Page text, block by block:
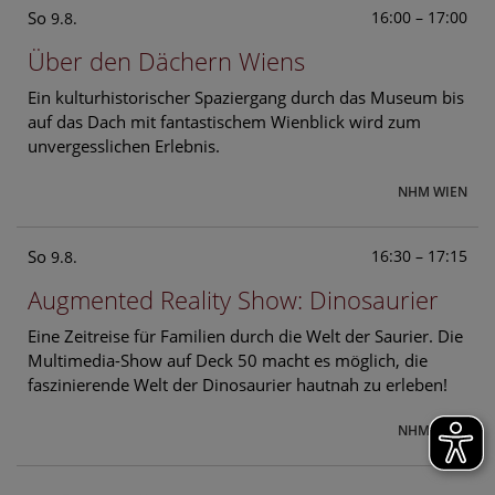
So 9.8. 16:00 – 17:00
Über den Dächern Wiens
Ein kulturhistorischer Spaziergang durch das Museum bis
auf das Dach mit fantastischem Wienblick wird zum
unvergesslichen Erlebnis.
NHM WIEN
So 9.8. 16:30 – 17:15
Augmented Reality Show: Dinosaurier
Eine Zeitreise für Familien durch die Welt der Saurier. Die
Multimedia-Show auf Deck 50 macht es möglich, die
faszinierende Welt der Dinosaurier hautnah zu erleben!
NHM WIEN